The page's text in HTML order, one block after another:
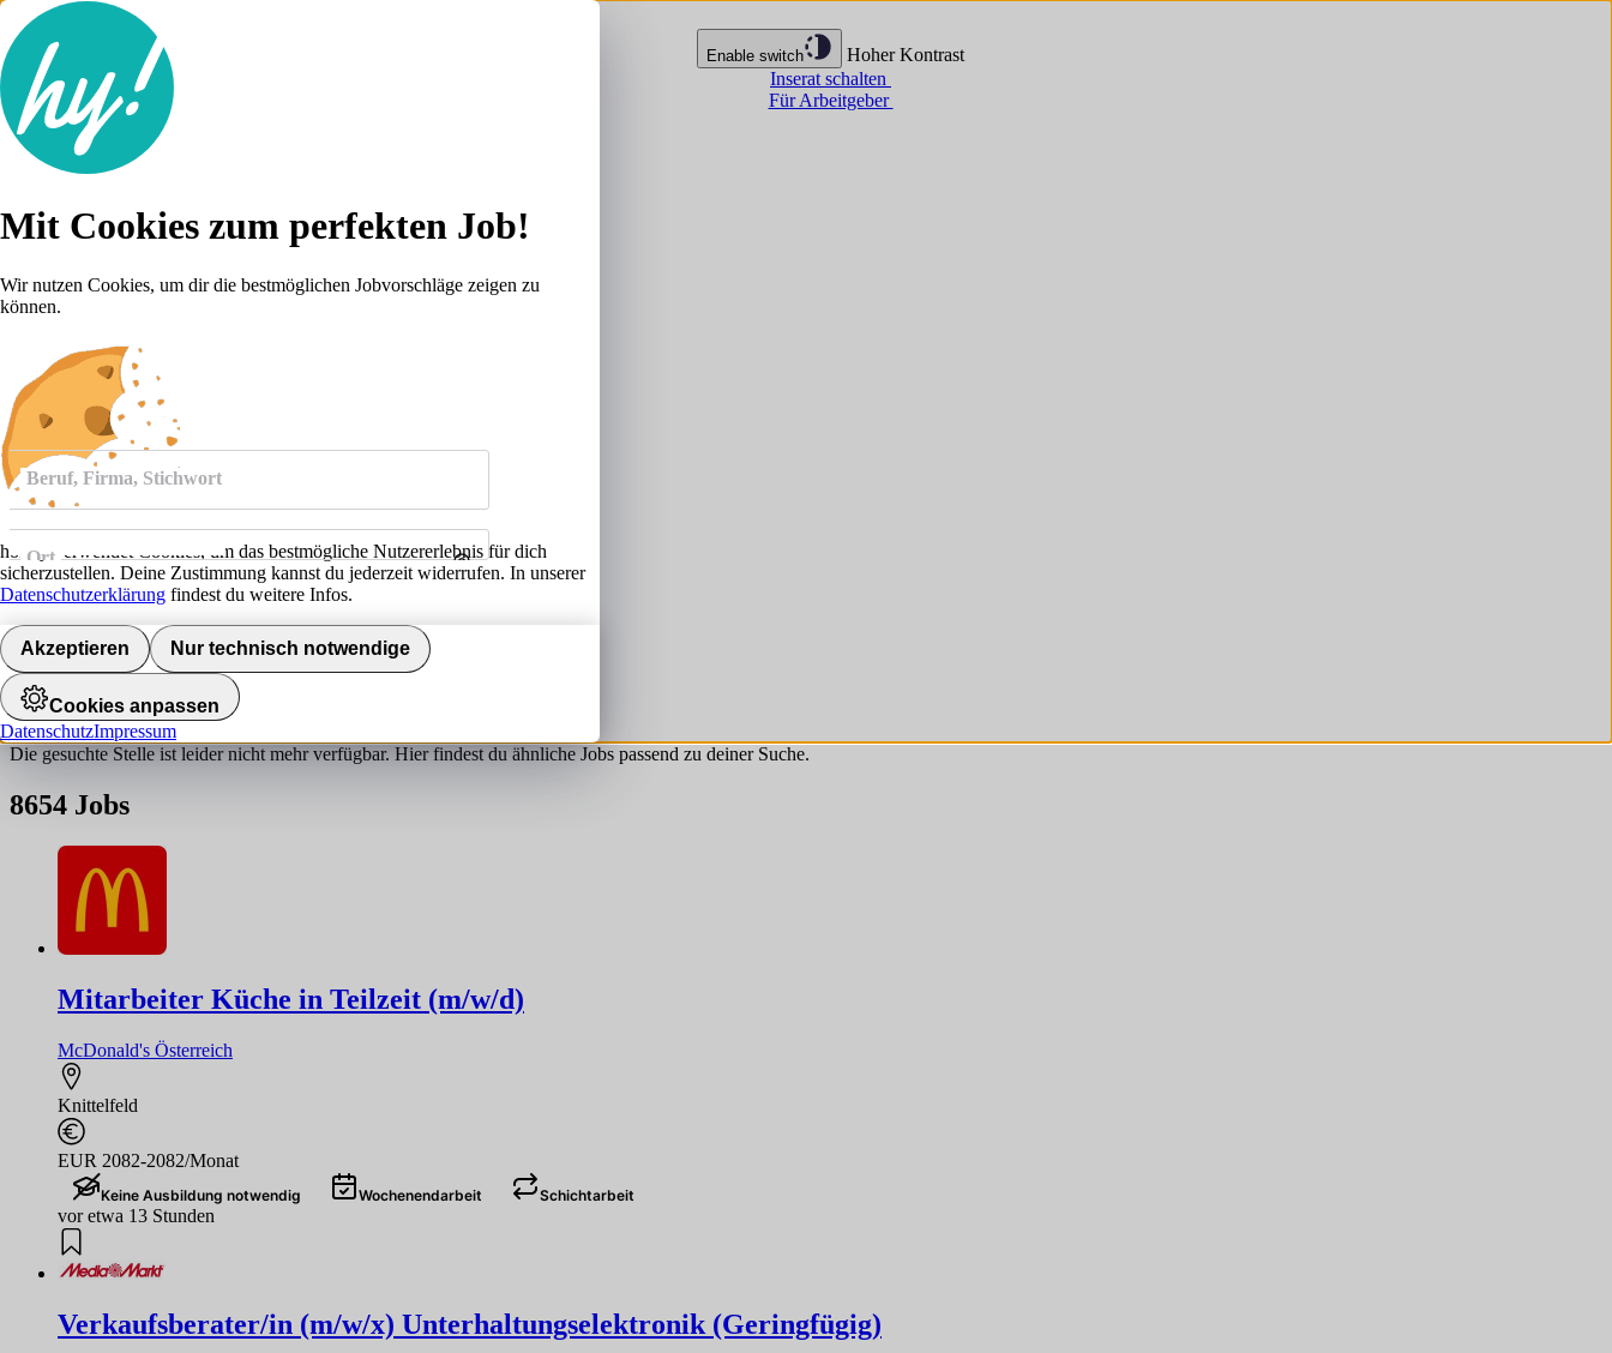
Enable switch
Hoher Kontrast
Inserat schalten
Für Arbeitgeber
Lebenslauf
Karriere-Tipps
Anmelden
Beruf, Firma, Stichwort
Ort
Umkreis
Jobs finden
Job nicht gefunden!
Die gesuchte Stelle ist leider nicht mehr verfügbar. Hier findest du ähnliche Jobs passend zu deiner Suche.
8654 Jobs
Mitarbeiter Küche in Teilzeit (m/w/d)
McDonald's Österreich
Knittelfeld
EUR 2082-2082/Monat
Keine Ausbildung notwendig Wochenendarbeit Schichtarbeit
vor etwa 13 Stunden
Verkaufsberater/in (m/w/x) Unterhaltungselektronik (Geringfügig)
Mit Cookies zum perfekten Job!
Wir nutzen Cookies, um dir die bestmöglichen Jobvorschläge zeigen zu
können.
hokify verwendet Cookies, um das bestmögliche Nutzererlebnis für dich
sicherzustellen. Deine Zustimmung kannst du jederzeit widerrufen. In unserer
Datenschutzerklärung findest du weitere Infos.
Akzeptieren Nur technisch notwendige
Cookies anpassen
DatenschutzImpressum